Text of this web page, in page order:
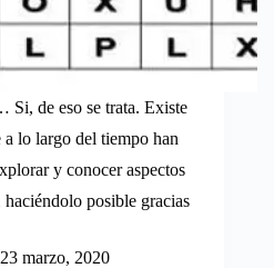
Si, de eso se trata. Existe
lo largo del tiempo han
y conocer aspectos
posible gracias
23 marzo, 2020